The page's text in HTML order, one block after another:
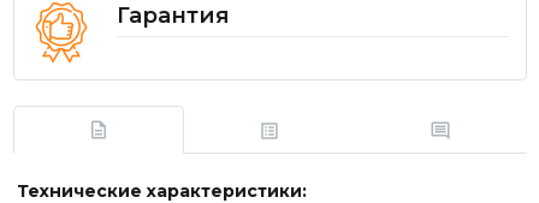
Гарантия
Технические характеристики: